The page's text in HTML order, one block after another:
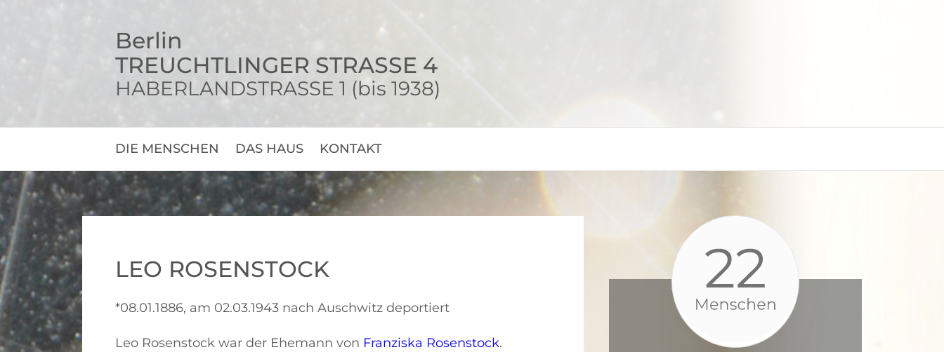
o
e
n
t
Berlin
TREUCHTLINGER STRASSE 4
HABERLANDSTRASSE 1 (bis 1938)
DIE MENSCHEN DAS HAUS KONTAKT
LEO ROSENSTOCK
*08.01.1886, am 02.03.1943 nach Auschwitz deportiert
Leo Rosenstock war der Ehemann von Franziska Rosenstock.